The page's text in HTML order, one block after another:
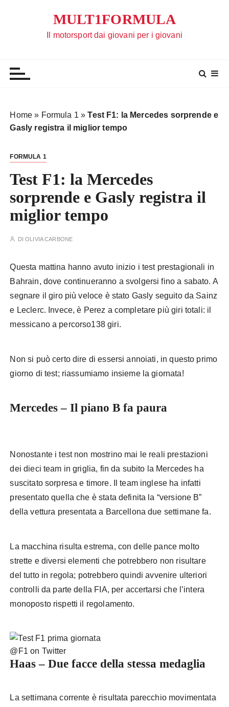
MULT1FORMULA
Il motorsport dai giovani per i giovani
Home » Formula 1 »Test F1: la Mercedes sorprende e
Gasly registra il miglior tempo
FORMULA 1
Test F1: la Mercedes
sorprende e Gasly registra il
miglior tempo
DIOLIVIA CARBONE
Questa mattina hanno avuto inizio i test prestagionali in
Bahrain, dove continueranno a svolgersi fino a sabato. A
segnare il giro più veloce è stato Gasly seguito da Sainz
e Leclerc. Invece, è Perez a completare più giri totali: il
messicano a percorso138 giri.
Non si può certo dire di essersi annoiati, in questo primo
giorno di test; riassumiamo insieme la giornata!
Mercedes – Il piano B fa paura
Nonostante i test non mostrino mai le reali prestazioni
dei dieci team in griglia, fin da subito la Mercedes ha
suscitato sorpresa e timore. Il team inglese ha infatti
presentato quella che è stata definita la “versione B”
della vettura presentata a Barcellona due settimane fa.
La macchina risulta estrema, con delle pance molto
strette e diversi elementi che potrebbero non risultare
del tutto in regola; potrebbero quindi avvenire ulteriori
controlli da parte della FIA, per accertarsi che l’intera
monoposto rispetti il regolamento.
@F1 on Twitter
Haas – Due facce della stessa medaglia
La settimana corrente è risultata parecchio movimentata